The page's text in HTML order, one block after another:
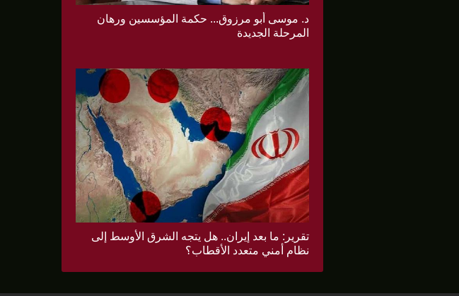
د. موسى أبو مرزوق... حكمة المؤسسين ورهان
المرحلة الجديدة
تقرير: ما بعد إيران.. هل يتجه الشرق الأوسط إلى
نظام أمني متعدد الأقطاب؟